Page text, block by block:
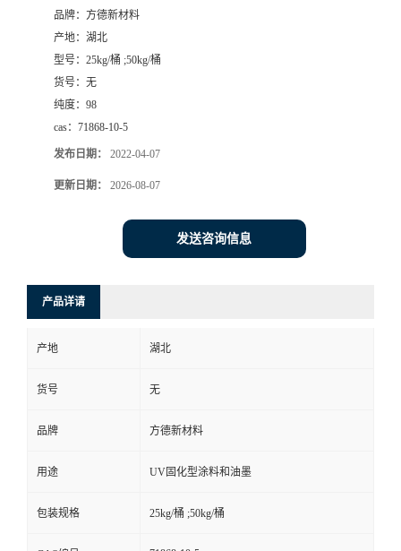
品牌： 方德新材料
产地： 湖北
型号： 25kg/桶 ;50kg/桶
货号： 无
纯度： 98
cas： 71868-10-5
发布日期： 2022-04-07
更新日期： 2026-08-07
发送咨询信息
产品详请
产地 湖北
货号 无
品牌 方德新材料
用途 UV固化型涂料和油墨
包装规格 25kg/桶 ;50kg/桶